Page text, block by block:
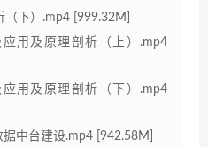
下）.mp4 [999.32M]
用及原理剖析（上）.mp4
用及原理剖析（下）.mp4
中台建设.mp4 [942.58M]